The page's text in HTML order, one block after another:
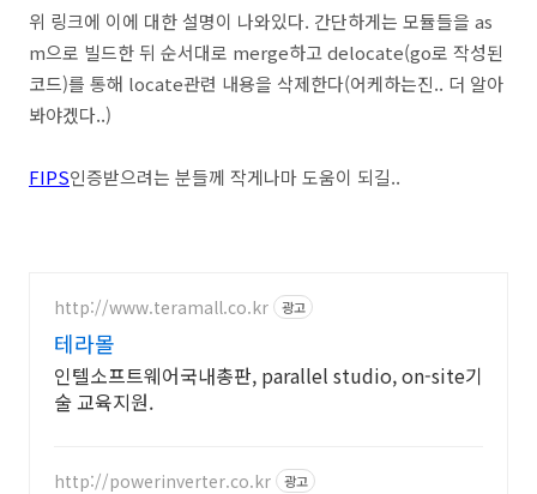
위 링크에 이에 대한 설명이 나와있다. 간단하게는 모듈들을 as
m으로 빌드한 뒤 순서대로 merge하고 delocate(go로 작성된
코드)를 통해 locate관련 내용을 삭제한다(어케하는진.. 더 알아
봐야겠다..)
FIPS인증받으려는 분들께 작게나마 도움이 되길..
http://www.teramall.co.kr 광고
테라몰
인텔소프트웨어국내총판, parallel studio, on-site기
술 교육지원.
http://powerinverter.co.kr 광고